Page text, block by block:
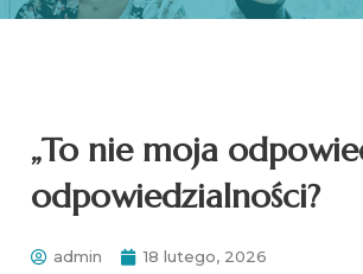
„To nie moja
odpowiedzialności?
admin 18 lutego, 2026